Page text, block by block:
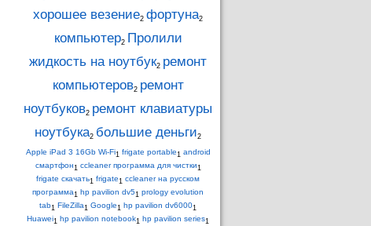
хорошее везение2 фортуна2
компьютер2 Пролили
жидкость на ноутбук2 ремонт
компьютеров2 ремонт
ноутбуков2 ремонт клавиатуры
ноутбука2 большие деньги2
Apple iPad 3 16Gb Wi-Fi1 frigate portable1 android
смартфон1 ccleaner программа для чистки1
frigate скачать1 frigate1 ccleaner на русском
программа1 hp pavilion dv51 prology evolution
tab1 FileZilla1 Google1 hp pavilion dv60001
Huawei1 hp pavilion notebook1 hp pavilion series1